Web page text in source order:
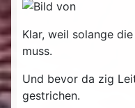
Klar, weil solange
muss.
Und bevor da zig
gestrichen.